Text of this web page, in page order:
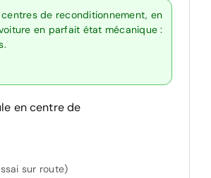
de reconditionnement, en
en parfait état mécanique :
en centre de
sur route)